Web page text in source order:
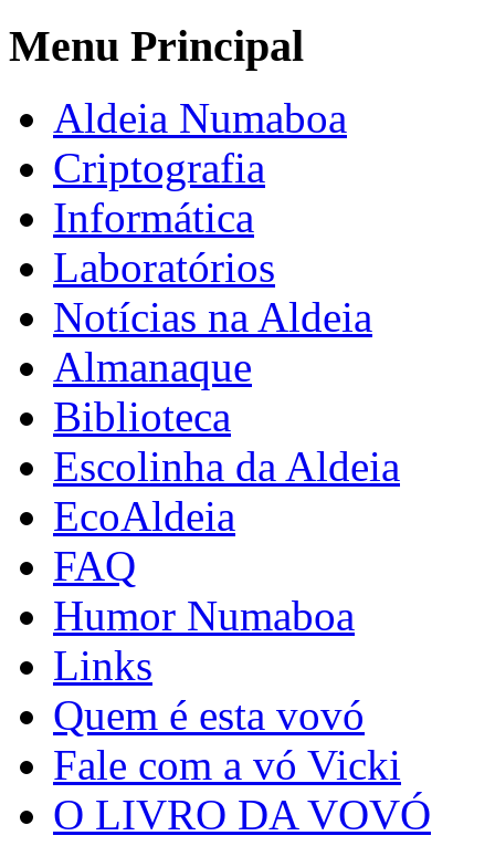
Menu Principal
Aldeia Numaboa
Criptografia
Informática
Laboratórios
Notícias na Aldeia
Almanaque
Biblioteca
Escolinha da Aldeia
EcoAldeia
FAQ
Humor Numaboa
Links
Quem é esta vovó
Fale com a vó Vicki
O LIVRO DA VOVÓ